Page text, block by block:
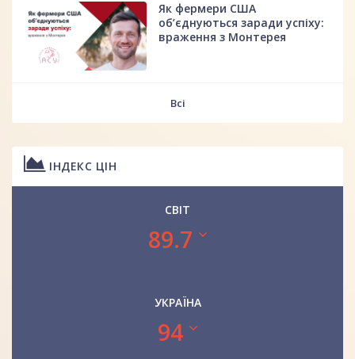
Як фермери США
об’єднуються заради успіху:
враження з Монтерея
Всі
ІНДЕКС ЦІН
СВІТ
89.7
УКРАЇНА
94